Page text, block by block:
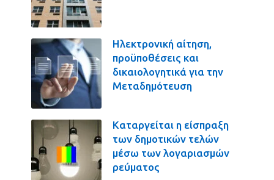
Ηλεκτρονική αίτηση,
προϋποθέσεις και
δικαιολογητικά για την
Μεταδημότευση
Καταργείται η είσπραξη
των δημοτικών τελών
μέσω των λογαριασμών
ρεύματος